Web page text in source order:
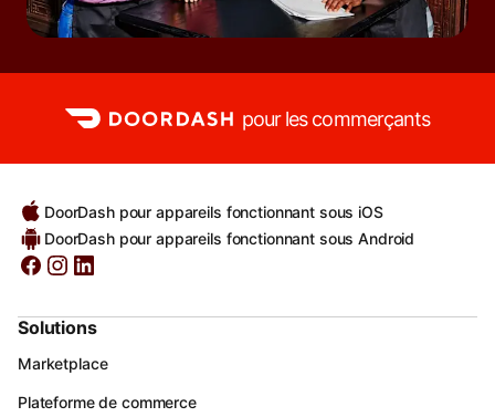
pour les commerçants
DoorDash pour appareils fonctionnant sous iOS
DoorDash pour appareils fonctionnant sous Android
Solutions
Marketplace
Plateforme de commerce